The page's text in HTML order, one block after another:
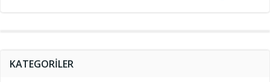
KATEGORILER